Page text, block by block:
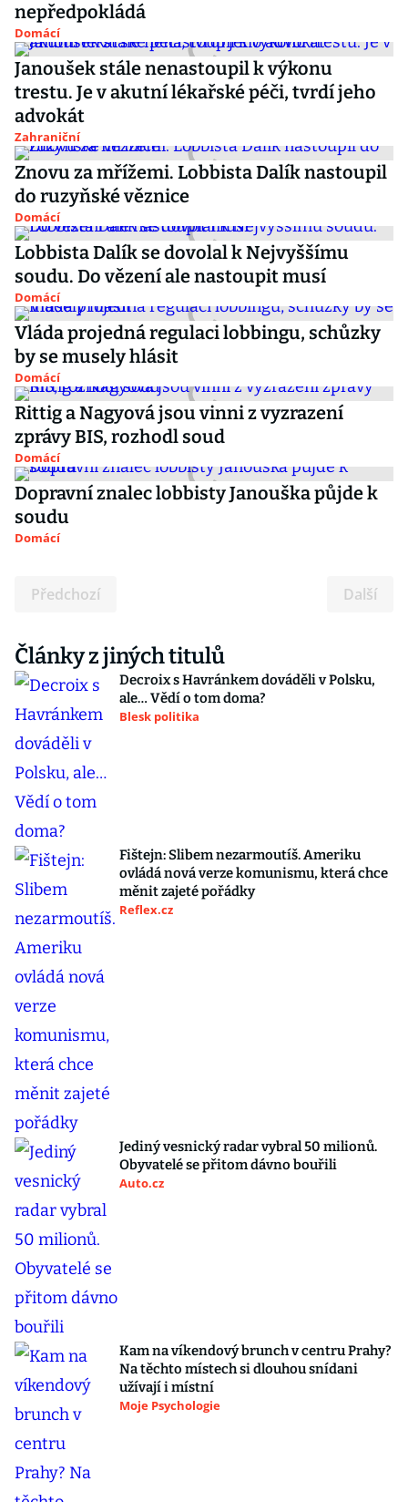
nepředpokládá
Domácí
Janoušek stále nenastoupil k výkonu
trestu. Je v akutní lékařské péči, tvrdí jeho
advokát
Zahraniční
Znovu za mřížemi. Lobbista Dalík nastoupil
do ruzyňské věznice
Domácí
Lobbista Dalík se dovolal k Nejvyššímu
soudu. Do vězení ale nastoupit musí
Domácí
Vláda projedná regulaci lobbingu, schůzky
by se musely hlásit
Domácí
Rittig a Nagyová jsou vinni z vyzrazení
zprávy BIS, rozhodl soud
Domácí
Dopravní znalec lobbisty Janouška půjde k
soudu
Domácí
Předchozí Další
Články z jiných titulů
Decroix s Havránkem dováděli v Polsku,
ale… Vědí o tom doma?
Blesk politika
Fištejn: Slibem nezarmoutíš. Ameriku
ovládá nová verze komunismu, která chce
měnit zajeté pořádky
Reflex.cz
Jediný vesnický radar vybral 50 milionů.
Obyvatelé se přitom dávno bouřili
Auto.cz
Kam na víkendový brunch v centru Prahy?
Na těchto místech si dlouhou snídani
užívají i místní
Moje Psychologie